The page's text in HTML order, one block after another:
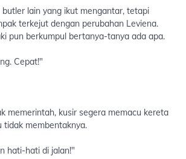
lain yang ikut mengantar, tetapi
terkejut dengan perubahan Leviena.
pun berkumpul bertanya-tanya ada apa.
Cepat!"
memerintah, kusir segera memacu kereta
tidak membentaknya.
hati-hati di jalan!"